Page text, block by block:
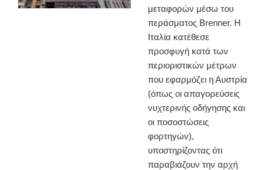
μεταφορών μέσω του
περάσματος Brenner. Η
Ιταλία κατέθεσε
προσφυγή κατά των
περιοριστικών μέτρων
που εφαρμόζει η Αυστρία
(όπως οι απαγορεύσεις
νυχτερινής οδήγησης και
οι ποσοστώσεις
φορτηγών),
υποστηρίζοντας ότι
παραβιάζουν την αρχή